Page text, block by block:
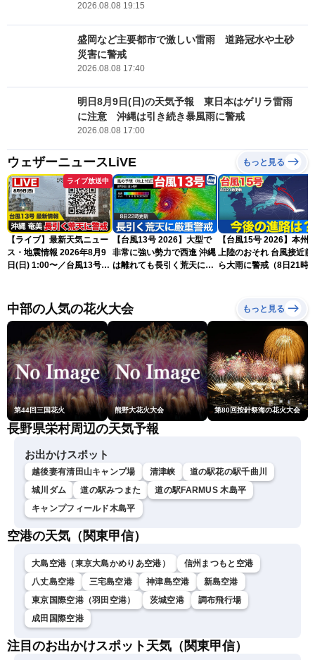
2026.08.08 19:15
盛岡など主要都市で激しい雷雨 道路冠水や土砂
災害に警戒
2026.08.08 17:40
明日8月9日(日)の天気予報 東日本はゲリラ雷雨
に注意 沖縄は引き続き暴風雨に警戒
2026.08.08 17:00
ウェザーニュースLiVE もっと見る
ライブ放送中
【ライブ】最新天気ニュー
ス・地震情報 2026年8月9
日(日) 1:00〜／台風13号・
LiVE〉
【台風13号 2026】大型で
非常に強い勢力で西進 沖縄
は離れても長引く荒天に厳
【台風15号 2026】本州
上陸のおそれ 台風接近前
ら大雨に警戒（8日21時
中部の人気の花火大会 もっと見る
第44回三国花火 熊野大花火大会 第80回按針祭海の花火大会
長野県栄村周辺の天気予報
お出かけスポット
越後妻有清田山キャンプ場 清津峡
道の駅花の駅千曲川
城川ダム
道の駅みつまた
道の駅FARMUS 木島平
キャンプフィールド木島平
空港の天気（関東甲信）
大島空港（東京大島かめりあ空港）
信州まつもと空港
八丈島空港
三宅島空港 神津島空港
新島空港
東京国際空港（羽田空港）
茨城空港
調布飛行場
成田国際空港
注目のお出かけスポット天気（関東甲信）